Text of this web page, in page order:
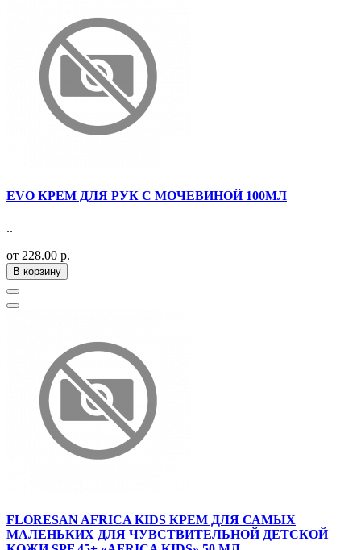
EVO КРЕМ ДЛЯ РУК С МОЧЕВИНОЙ 100МЛ
..
от 228.00 р.
В корзину
FLORESAN AFRICA KIDS КРЕМ ДЛЯ САМЫХ
МАЛЕНЬКИХ ДЛЯ ЧУВСТВИТЕЛЬНОЙ ДЕТСКОЙ